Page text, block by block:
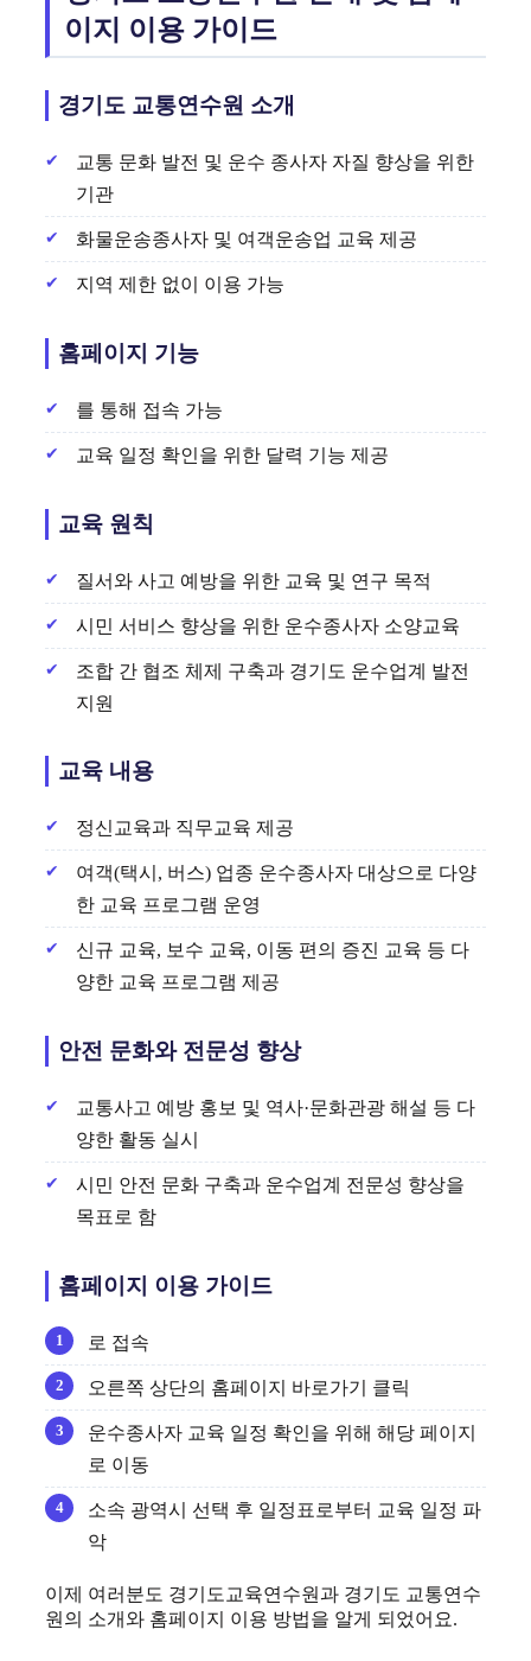
이지 이용 가이드
경기도 교통연수원 소개
교통 문화 발전 및 운수 종사자 자질 향상을 위한
기관
화물운송종사자 및 여객운송업 교육 제공
지역 제한 없이 이용 가능
홈페이지 기능
를 통해 접속 가능
교육 일정 확인을 위한 달력 기능 제공
교육 원칙
질서와 사고 예방을 위한 교육 및 연구 목적
시민 서비스 향상을 위한 운수종사자 소양교육
조합 간 협조 체제 구축과 경기도 운수업계 발전
지원
교육 내용
정신교육과 직무교육 제공
여객(택시, 버스) 업종 운수종사자 대상으로 다양
한 교육 프로그램 운영
신규 교육, 보수 교육, 이동 편의 증진 교육 등 다
양한 교육 프로그램 제공
안전 문화와 전문성 향상
교통사고 예방 홍보 및 역사·문화관광 해설 등 다
양한 활동 실시
시민 안전 문화 구축과 운수업계 전문성 향상을
목표로 함
홈페이지 이용 가이드
로 접속
오른쪽 상단의 홈페이지 바로가기 클릭
운수종사자 교육 일정 확인을 위해 해당 페이지
로 이동
소속 광역시 선택 후 일정표로부터 교육 일정 파
악
이제 여러분도 경기도교육연수원과 경기도 교통연수
원의 소개와 홈페이지 이용 방법을 알게 되었어요.